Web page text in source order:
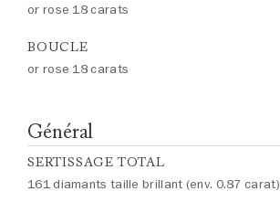
or rose 18 carats
BOUCLE
or rose 18 carats
Général
SERTISSAGE TOTAL
161 diamants taille brillant (env. 0.87 carat)